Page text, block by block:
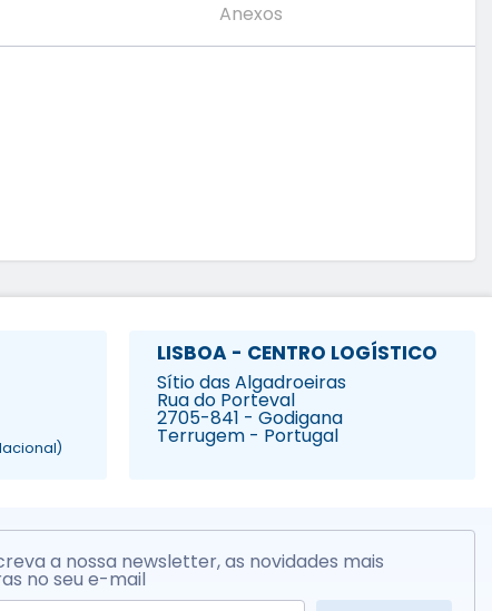
Anexos
LISBOA - CENTRO LOGÍSTICO
Sítio das Algadroeiras
Rua do Porteval
2705-841 - Godigana
Terrugem - Portugal
a nossa newsletter, as novidades mais
no seu e-mail